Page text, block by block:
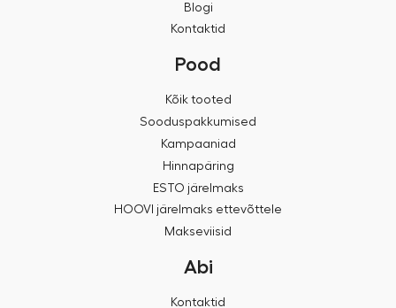
Blogi
Kontaktid
Pood
Kõik tooted
Sooduspakkumised
Kampaaniad
Hinnapäring
ESTO järelmaks
HOOVI järelmaks ettevõttele
Makseviisid
Abi
Kontaktid